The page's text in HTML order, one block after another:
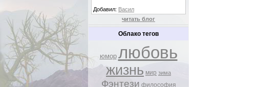
Добавил: Васил
читать блог
Облако тегов
юмор любовь
жизнь мир зима
Фэнтези философия